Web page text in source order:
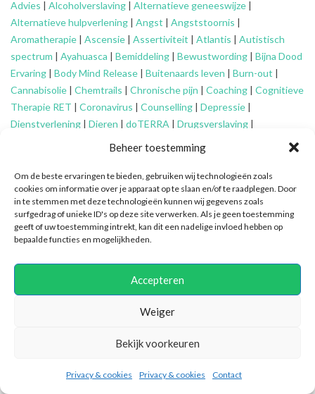
Beheer toestemming
Om de beste ervaringen te bieden, gebruiken wij technologieën zoals
cookies om informatie over je apparaat op te slaan en/of te raadplegen. Door
in te stemmen met deze technologieën kunnen wij gegevens zoals
surfgedrag of unieke ID's op deze site verwerken. Als je geen toestemming
geeft of uw toestemming intrekt, kan dit een nadelige invloed hebben op
bepaalde functies en mogelijkheden.
Accepteren
Weiger
Bekijk voorkeuren
Privacy & cookies Privacy & cookies Contact
Advies | Alcoholverslaving | Alternatieve geneeswijze |
Alternatieve hulpverlening | Angst | Angststoornis |
Aromatherapie | Ascensie | Assertiviteit | Atlantis | Autistisch
spectrum | Ayahuasca | Bemiddeling | Bewustwording | Bijna Dood
Ervaring | Body Mind Release | Buitenaards leven | Burn-out |
Cannabisolie | Chemtrails | Chronische pijn | Coaching | Cognitieve
Therapie RET | Coronavirus | Counselling | Depressie |
Dienstverlening | Dieren | doTERRA | Drugsverslaving |
Engelen |
Familie-opstellingen
Financieel advies ouderen|Financiële problemen|Financiën
Fytotherapie|Gameverslaving|Gedragsproblemen|Geheime
genootschappen|Geluk|Gescheiden ouders|Gidsen|
Graancirkels|Grenzen aangeven|Grenzen stellen|Healing|
Hiernamaals|Hooggevoeligheid/HSP
|Kleptomanie
Mindfulness|Mishandeling|Narcisme|Natuurlijke verzorging|
Ondersteuning
Overspannenheid|Paniekaanvallen
|Praktische ondersteuning|Pubers|Quantum